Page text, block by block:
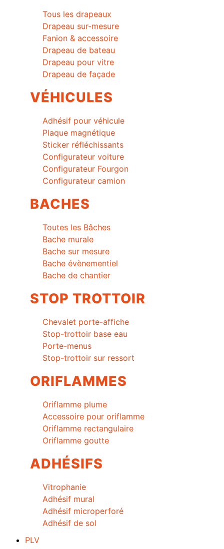
Tous les drapeaux
Drapeau sur-mesure
Fanion & accessoire
Drapeau de bateau
Drapeau pour vitre
Drapeau de façade
VÉHICULES
Adhésif pour véhicule
Plaque magnétique
Sticker réfléchissants
Configurateur voiture
Configurateur Fourgon
Configurateur camion
BACHES
Toutes les Bâches
Bache murale
Bache sur mesure
Bache évènementiel
Bache de chantier
STOP TROTTOIR
Chevalet porte-affiche
Stop-trottoir base eau
Porte-menus
Stop-trottoir sur ressort
ORIFLAMMES
Oriflamme plume
Accessoire pour oriflamme
Oriflamme rectangulaire
Oriflamme goutte
ADHÉSIFS
Vitrophanie
Adhésif mural
Adhésif microperforé
Adhésif de sol
PLV